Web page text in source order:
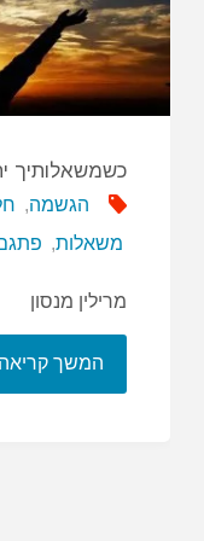
כשמשאלותיך
הגשמה,
משאלות,
מרילין מנסון
המשך קריאה